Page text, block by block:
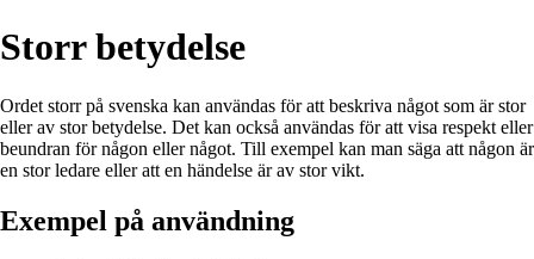
Storr betydelse
Ordet storr på svenska kan användas för att beskriva något som är stor
eller av stor betydelse. Det kan också användas för att visa respekt eller
beundran för någon eller något. Till exempel kan man säga att någon är
en stor ledare eller att en händelse är av stor vikt.
Exempel på användning